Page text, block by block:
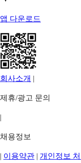
앱 다운로드
회사소개 |
제휴/광고 문의
|
채용정보
| 이용약관 | 개인정보